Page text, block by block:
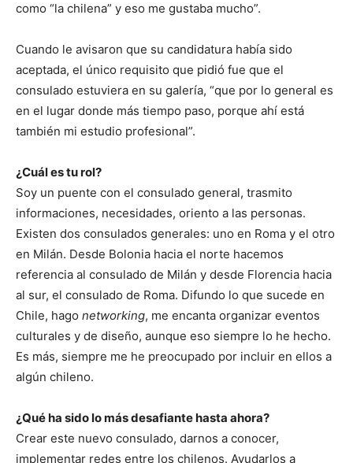
como “la chilena” y eso me gustaba mucho”.
Cuando le avisaron que su candidatura había sido
aceptada, el único requisito que pidió fue que el
consulado estuviera en su galería, “que por lo general es
en el lugar donde más tiempo paso, porque ahí está
también mi estudio profesional”.
¿Cuál es tu rol?
Soy un puente con el consulado general, trasmito
informaciones, necesidades, oriento a las personas.
Existen dos consulados generales: uno en Roma y el otro
en Milán. Desde Bolonia hacia el norte hacemos
referencia al consulado de Milán y desde Florencia hacia
al sur, el consulado de Roma. Difundo lo que sucede en
Chile, hago networking, me encanta organizar eventos
culturales y de diseño, aunque eso siempre lo he hecho.
Es más, siempre me he preocupado por incluir en ellos a
algún chileno.
¿Qué ha sido lo más desafiante hasta ahora?
Crear este nuevo consulado, darnos a conocer,
implementar redes entre los chilenos. Ayudarlos a